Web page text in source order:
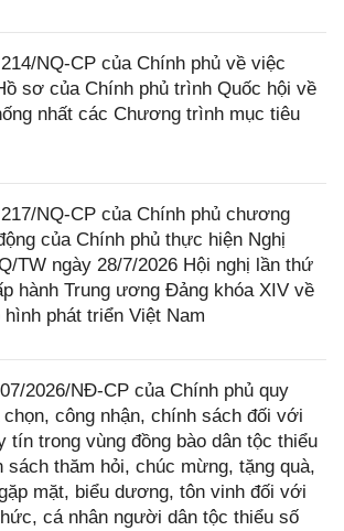
NQ-CP của Chính phủ về việc
sơ của Chính phủ trình Quốc hội về
nhất các Chương trình mục tiêu
NQ-CP của Chính phủ chương
của Chính phủ thực hiện Nghị
TW ngày 28/7/2026 Hội nghị lần thứ
hành Trung ương Đảng khóa XIV về
phát triển Việt Nam
2026/NĐ-CP của Chính phủ quy
công nhận, chính sách đối với
tín trong vùng đồng bào dân tộc thiểu
sách thăm hỏi, chúc mừng, tặng quà,
mặt, biểu dương, tôn vinh đối với
cá nhân người dân tộc thiểu số